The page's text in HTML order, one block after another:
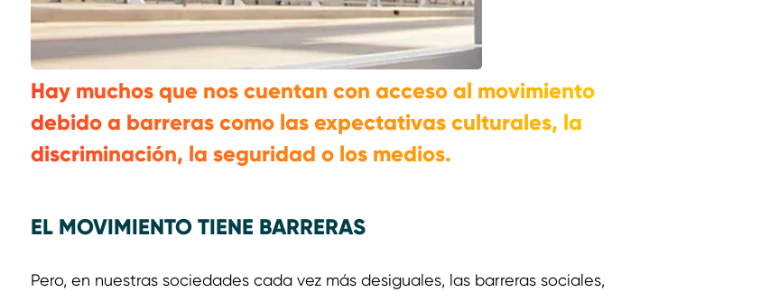
Hay muchos que nos cuentan con acceso al movimiento
debido a barreras como las expectativas culturales, la
discriminación, la seguridad o los medios.
EL MOVIMIENTO TIENE BARRERAS
Pero, en nuestras sociedades cada vez más desiguales, las barreras sociales,